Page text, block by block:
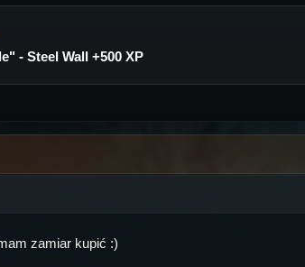
- Steel Wall +500 XP
zamiar kupić :)